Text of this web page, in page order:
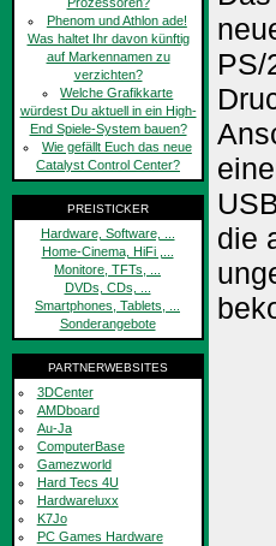
Phenom und Athlon ade!
Was haltet Ihr davon künftig
auf Markennamen zu
verzichten?
Welche Grafikkarte
würdest Du aktuell in ein High-
End Spiele-System bauen?
Wie gefällt Euch das neue
Catalyst Control Center?
PREISTICKER
Hardware, Software, ...
Home-Cinema, HiFi ,...
Monitore, TFTs, ...
DVDs, CDs, ...
Smartphones, Tablets, ...
Sonderangebote
PARTNERWEBSITES
3DCenter
AMDboard
Au-Ja
ComputerBase
Gamezworld
Hard Tecs 4U
Hardwareluxx
K7Jo
PC Games Hardware
PS/
die